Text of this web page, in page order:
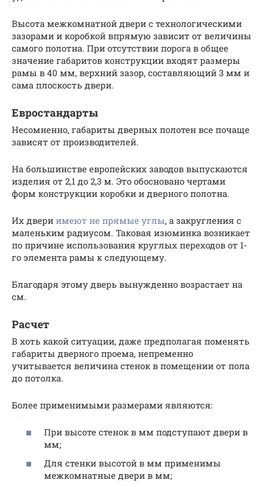
Высота межкомнатной двери с технологическими
зазорами и коробкой впрямую зависит от величины
самого полотна. При отсутствии порога в общее
значение габаритов конструкции входят размеры
рамы в 40 мм, верхний зазор, составляющий 3 мм и
сама плоскость двери.
Евростандарты
Несомненно, габариты дверных полотен все почаще
зависят от производителей.
На большинстве европейских заводов выпускаются
изделия от 2,1 до 2,3 м. Это обосновано чертами
форм конструкции коробки и дверного полотна.
Их двери имеют не прямые углы, а закругления с
маленьким радиусом. Таковая изюминка возникает
по причине использования круглых переходов от 1-
го элемента рамы к следующему.
Благодаря этому дверь вынужденно возрастает на
см.
Расчет
В хоть какой ситуации, даже предполагая поменять
габариты дверного проема, непременно
учитывается величина стенок в помещении от пола
до потолка.
Более применимыми размерами являются:
При высоте стенок в мм подступают двери в
мм;
Для стенки высотой в мм применимы
межкомнатные двери в мм;